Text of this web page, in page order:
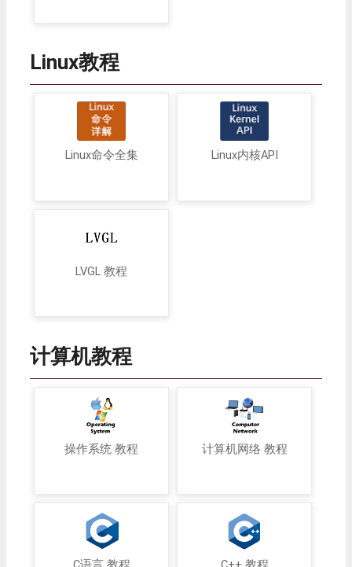
Linux教程
Linux命令全集 Linux内核API
LVGL 教程
计算机教程
操作系统 教程 计算机网络 教程